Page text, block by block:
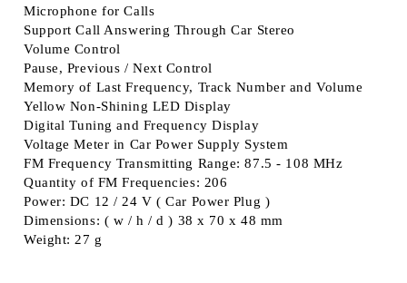
Microphone for Calls
Support Call Answering Through Car Stereo
Volume Control
Pause, Previous / Next Control
Memory of Last Frequency, Track Number and Volume
Yellow Non-Shining LED Display
Digital Tuning and Frequency Display
Voltage Meter in Car Power Supply System
FM Frequency Transmitting Range: 87.5 - 108 MHz
Quantity of FM Frequencies: 206
Power: DC 12 / 24 V ( Car Power Plug )
Dimensions: ( w / h / d ) 38 x 70 x 48 mm
Weight: 27 g